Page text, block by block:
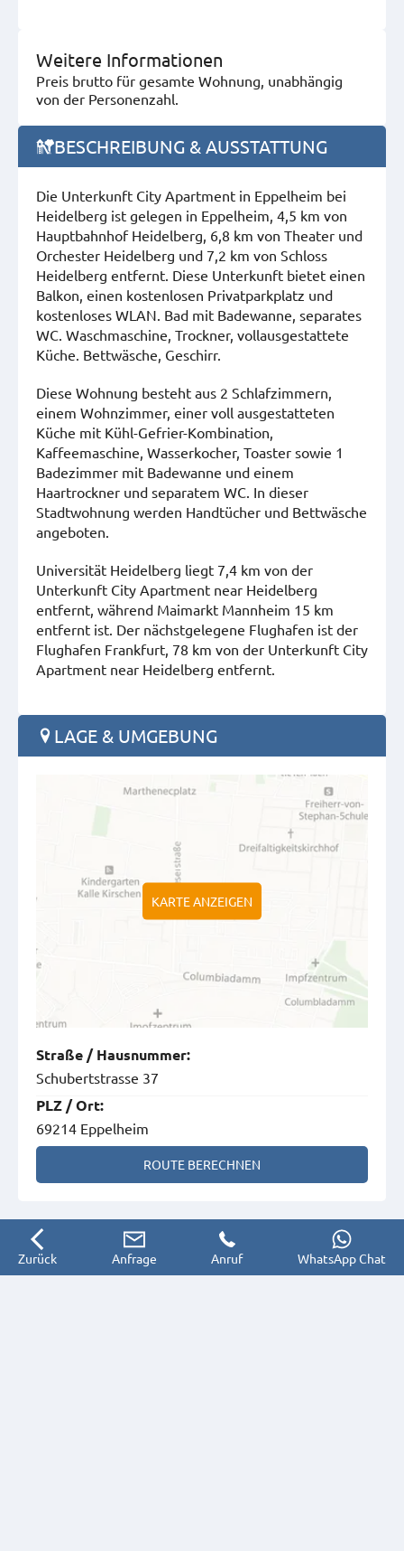
Weitere Informationen
Preis brutto für gesamte Wohnung, unabhängig
von der Personenzahl.
BESCHREIBUNG & AUSSTATTUNG
Die Unterkunft City Apartment in Eppelheim bei
Heidelberg ist gelegen in Eppelheim, 4,5 km von
Hauptbahnhof Heidelberg, 6,8 km von Theater und
Orchester Heidelberg und 7,2 km von Schloss
Heidelberg entfernt. Diese Unterkunft bietet einen
Balkon, einen kostenlosen Privatparkplatz und
kostenloses WLAN. Bad mit Badewanne, separates
WC. Waschmaschine, Trockner, vollausgestattete
Küche. Bettwäsche, Geschirr.
Diese Wohnung besteht aus 2 Schlafzimmern,
einem Wohnzimmer, einer voll ausgestatteten
Küche mit Kühl-Gefrier-Kombination,
Kaffeemaschine, Wasserkocher, Toaster sowie 1
Badezimmer mit Badewanne und einem
Haartrockner und separatem WC. In dieser
Stadtwohnung werden Handtücher und Bettwäsche
angeboten.
Universität Heidelberg liegt 7,4 km von der
Unterkunft City Apartment near Heidelberg
entfernt, während Maimarkt Mannheim 15 km
entfernt ist. Der nächstgelegene Flughafen ist der
Flughafen Frankfurt, 78 km von der Unterkunft City
Apartment near Heidelberg entfernt.
LAGE & UMGEBUNG
KARTE ANZEIGEN
Straße / Hausnummer:
Schubertstrasse 37
PLZ /Ort:
69214 Eppelheim
ROUTE BERECHNEN
Zurück Anfrage Anruf WhatsApp Chat